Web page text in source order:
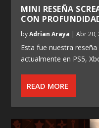
MINI RESEÑA
CON
byAdrian Araya |Abr 20,
Esta fue nuestra
actualmente en PS5,
READ MORE